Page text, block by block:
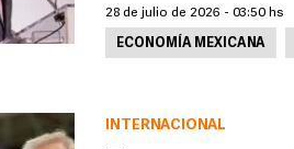
28 de julio de 2026 - 03:50 hs
ECONOMÍA MEXICANA
INTERNACIONAL